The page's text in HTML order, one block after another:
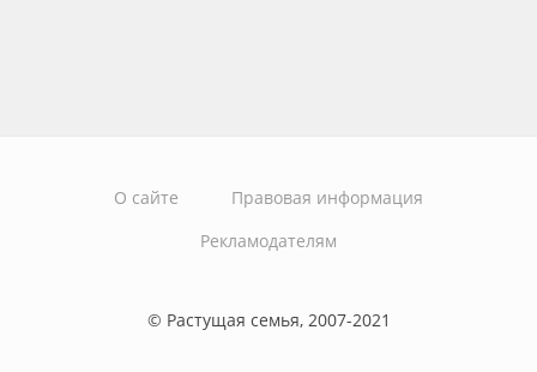
О сайте
Правовая информация
Рекламодателям
© Растущая семья, 2007-2021